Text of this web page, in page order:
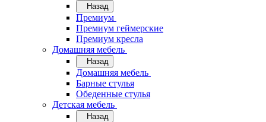
Назад
Премиум
Премиум геймерские
Премиум кресла
Домашняя мебель
Назад
Домашняя мебель
Барные стулья
Обеденные стулья
Детская мебель
Назад